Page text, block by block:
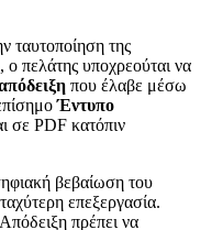
ταυτοποίηση της
ο πελάτης υποχρεούται να
που έλαβε μέσω
Έντυπο
σε PDF κατόπιν
βεβαίωση του
επεξεργασία.
πρέπει να